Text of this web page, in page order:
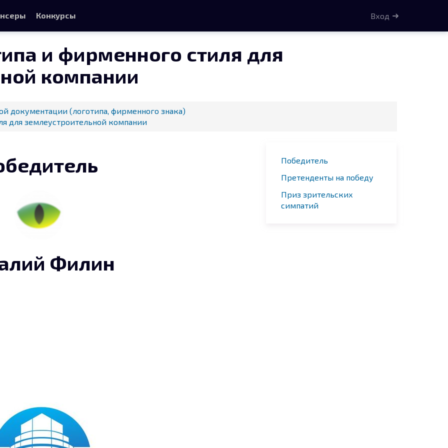
и фирменного стиля для
компании
документации (логотипа, фирменного знака)
для землеустроительной компании
Филин
Победитель
Претенденты на победу
Приз зрительских
симпатий
Конкурсы Вход